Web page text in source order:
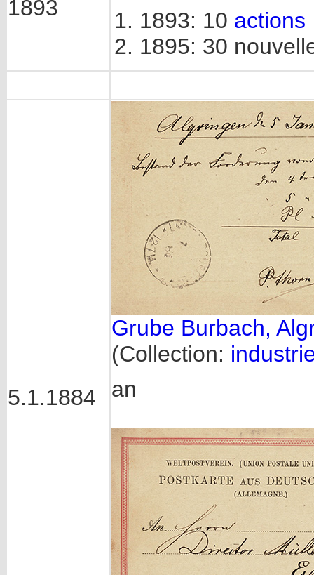
1893
1893: 10 actions
1895: 30
5.1.1884
Grube Burbach,
(Collection:
an